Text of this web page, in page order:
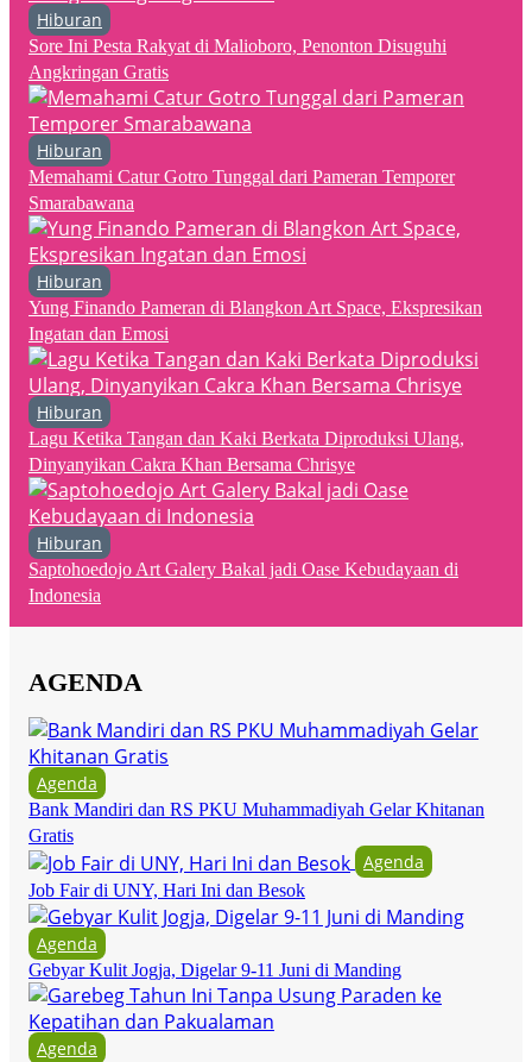
Hiburan
Sore Ini Pesta Rakyat di Malioboro, Penonton Disuguhi
Angkringan Gratis
Hiburan
Memahami Catur Gotro Tunggal dari Pameran Temporer
Smarabawana
Hiburan
Yung Finando Pameran di Blangkon Art Space, Ekspresikan
Ingatan dan Emosi
Hiburan
Lagu Ketika Tangan dan Kaki Berkata Diproduksi Ulang,
Dinyanyikan Cakra Khan Bersama Chrisye
Hiburan
Saptohoedojo Art Galery Bakal jadi Oase Kebudayaan di
Indonesia
AGENDA
Agenda
Bank Mandiri dan RS PKU Muhammadiyah Gelar Khitanan
Gratis
Agenda
Job Fair di UNY, Hari Ini dan Besok
Agenda
Gebyar Kulit Jogja, Digelar 9-11 Juni di Manding
Agenda